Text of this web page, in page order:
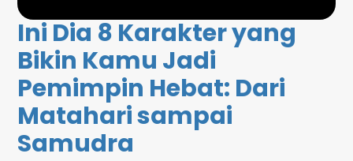
Ini Dia 8 Karakter yang
Bikin Kamu Jadi
Pemimpin Hebat: Dari
Matahari sampai
Samudra